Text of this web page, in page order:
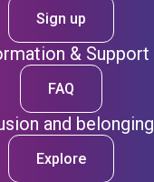
Sign up
& Support
FAQ
and belonging
Explore